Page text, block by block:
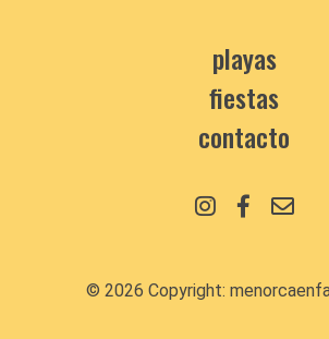
playas
fiestas
contacto
© 2026 Copyright: